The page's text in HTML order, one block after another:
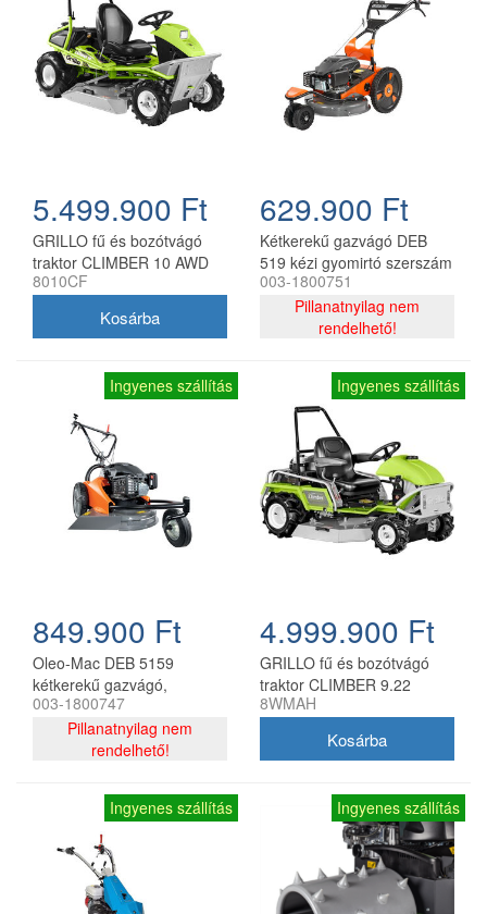
5.499.900 Ft
GRILLO fű és bozótvágó
traktor CLIMBER 10 AWD
23
8010CF
629.900 Ft
Kétkerekű gazvágó DEB
519 kézi gyomirtó szerszám
003-1800751
Pillanatnyilag nem
rendelhető!
Ingyenes szállítás
849.900 Ft
Oleo-Mac DEB 5159
kétkerekű gazvágó,
magasfűnyíró
003-1800747
Pillanatnyilag nem
rendelhető!
Ingyenes szállítás
4.999.900 Ft
GRILLO fű és bozótvágó
traktor CLIMBER 9.22
8WMAH
Ingyenes szállítás Ingyenes szállítás